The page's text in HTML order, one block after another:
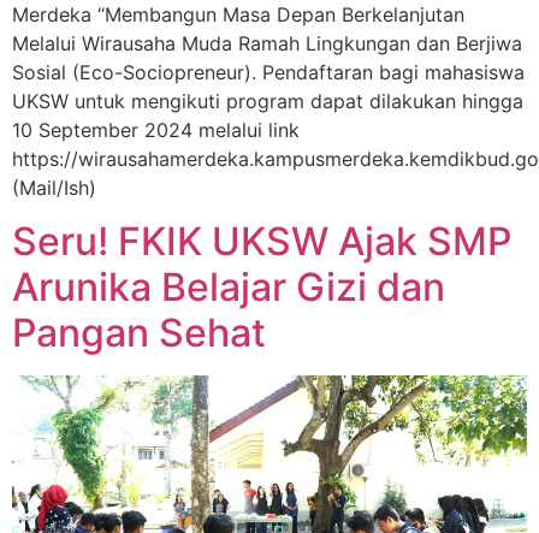
Merdeka “Membangun Masa Depan Berkelanjutan
Melalui Wirausaha Muda Ramah Lingkungan dan Berjiwa
Sosial (Eco-Sociopreneur). Pendaftaran bagi mahasiswa
UKSW untuk mengikuti program dapat dilakukan hingga
10 September 2024 melalui link
https://
(Mail/Ish)
Seru! FKIK UKSW Ajak SMP
Arunika Belajar Gizi dan
Pangan Sehat